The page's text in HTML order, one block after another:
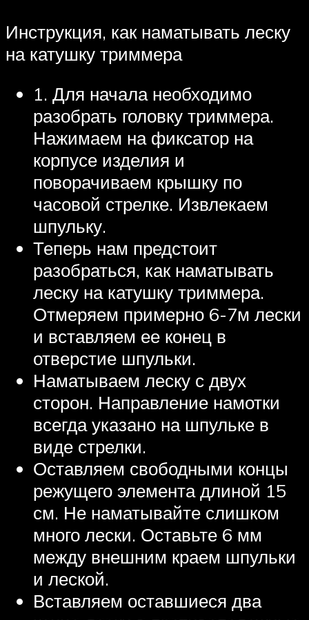
Инструкция, как наматывать леску
на катушку триммера
1. Для начала необходимо
разобрать головку триммера.
Нажимаем на фиксатор на
корпусе изделия и
поворачиваем крышку по
часовой стрелке. Извлекаем
шпульку.
Теперь нам предстоит
разобраться, как наматывать
леску на катушку триммера.
Отмеряем примерно 6-7м лески
и вставляем ее конец в
отверстие шпульки.
Наматываем леску с двух
сторон. Направление намотки
всегда указано на шпульке в
виде стрелки.
Оставляем свободными концы
режущего элемента длиной 15
см. Не наматывайте слишком
много лески. Оставьте 6 мм
между внешним краем шпульки
и леской.
Вставляем оставшиеся два